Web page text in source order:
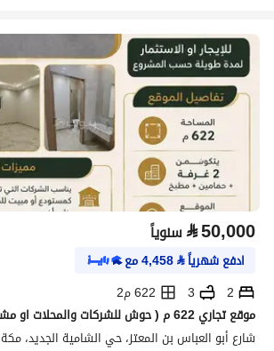
⃁50,000 سنوياً
ادفع شهرياً⃁
4,458مع
2
3
622 م2
موقع تجاري 622 م ( حوش للشركات والمحلات او مشاريع شاليهات)
شارع أبو العباس بن المعتز، حي الشامية الجديد، مكة